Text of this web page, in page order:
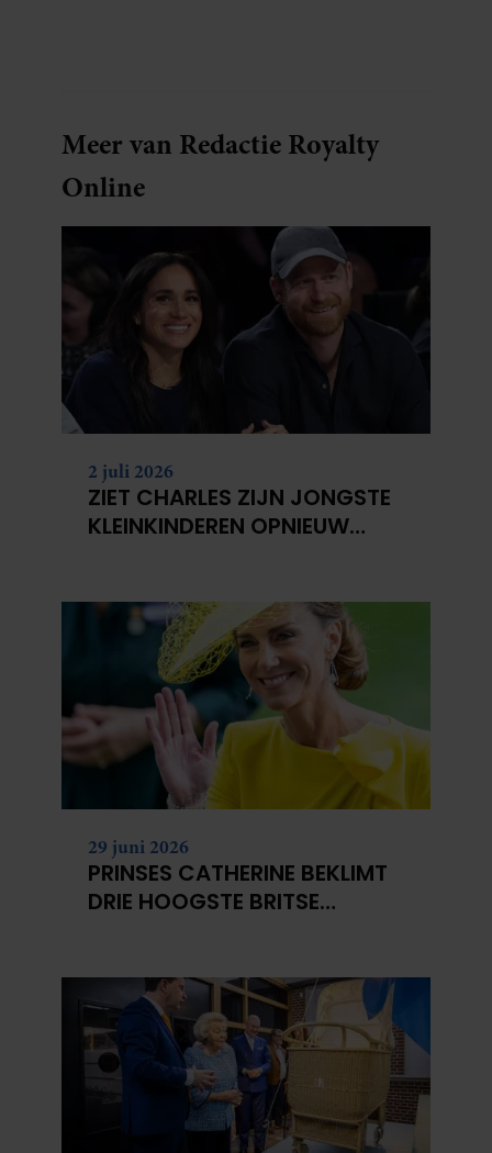
Meer van Redactie Royalty
Online
2 juli 2026
ZIET CHARLES ZIJN JONGSTE
KLEINKINDEREN OPNIEUW
29 juni 2026
PRINSES CATHERINE BEKLIMT
DRIE HOOGSTE BRITSE